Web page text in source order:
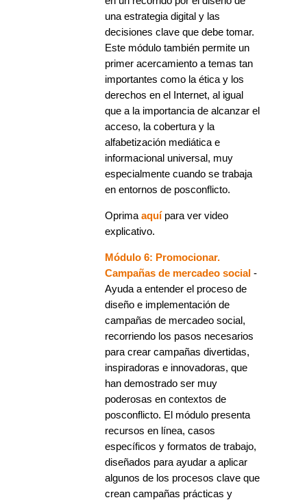
una estrategia digital y las
decisiones clave que debe tomar.
Este módulo también permite un
primer acercamiento a temas tan
importantes como la ética y los
derechos en el Internet, al igual
que a la importancia de alcanzar el
acceso, la cobertura y la
alfabetización mediática e
informacional universal, muy
especialmente cuando se trabaja
en entornos de posconflicto.
Oprima aquípara ver video
explicativo.
Módulo 6: Promocionar.
Campañas de mercadeo social -
Ayuda a entender el proceso de
diseño e implementación de
campañas de mercadeo social,
recorriendo los pasos necesarios
para crear campañas divertidas,
inspiradoras e innovadoras, que
han demostrado ser muy
poderosas en contextos de
posconflicto. El módulo presenta
recursos en línea, casos
específicos y formatos de trabajo,
diseñados para ayudar a aplicar
algunos de los procesos clave que
crean campañas prácticas y